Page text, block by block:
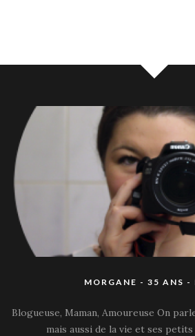
MORGANE - 35 ANS -
Blogueuse, Maman, Amoureuse On
mais aussi de la vie et ses